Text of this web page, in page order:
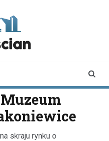
skraju rynku o